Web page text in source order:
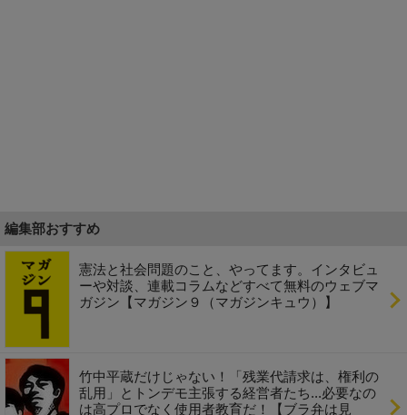
編集部おすすめ
憲法と社会問題のこと、やってます。インタビュ
ーや対談、連載コラムなどすべて無料のウェブマ
ガジン【マガジン９（マガジンキュウ）】
竹中平蔵だけじゃない！「残業代請求は、権利の
乱用」とトンデモ主張する経営者たち...必要なの
は高プロでなく使用者教育だ！【ブラ弁は見